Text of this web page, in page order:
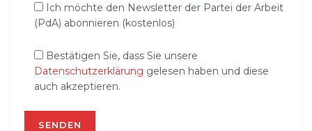
Ich möchte den Newsletter der Partei der Arbeit
(PdA) abonnieren (kostenlos)
Bestätigen Sie, dass Sie unsere
Datenschutzerklärung gelesen haben und diese
auch akzeptieren.